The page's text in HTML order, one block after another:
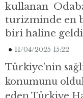
kullanan
turizminde en
biri haline
11/04/2025 15:22
Türkiye’nin
konumunu